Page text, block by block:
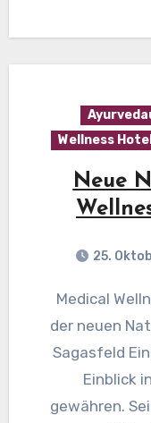
Wellness
Neue
25.
Medical Wellness: Herzlich Willkommen in
der neuen
Sagasfeld
Einblick
gewähren.